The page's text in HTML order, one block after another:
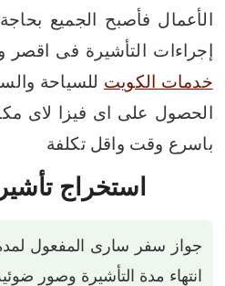
الأعمال فأصبح الجميع
إجراءات التأشيرة فى
خدمات الكويت للسياحة
الحصول على اى فيزا لاى
باسرع وقت واقل تكلفة
استخراج
انتهاء مدة التأشيرة وصور